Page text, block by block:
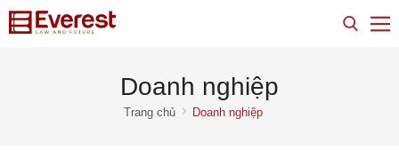
Doanh nghiệp
Trang chủ Doanh nghiệp